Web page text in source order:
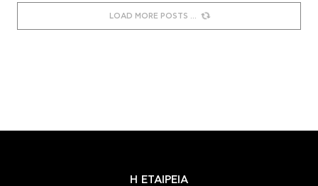
LOAD MORE POSTS
Η ΕΤΑΙΡΕΙΑ